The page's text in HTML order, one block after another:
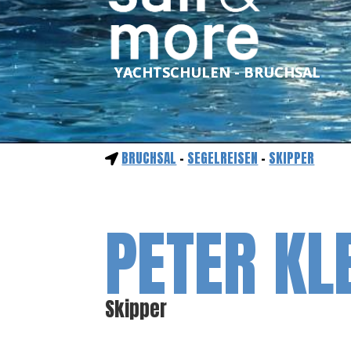
YACHTSCHULEN - BRUCHSAL
BRUCHSAL - SEGELREISEN - SKIPPER
PETER
Skipper